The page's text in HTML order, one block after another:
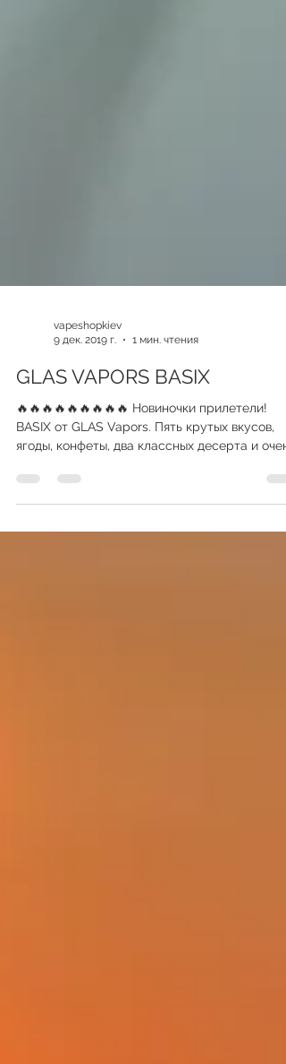
9 дек. 2019 г.
1 мин. чтения
GLAS VAPORS BASIX
🔥🔥🔥🔥🔥🔥🔥🔥🔥 Новиночки прилетели!
ягоды, конфеты, два классных десерта и
вкусный...